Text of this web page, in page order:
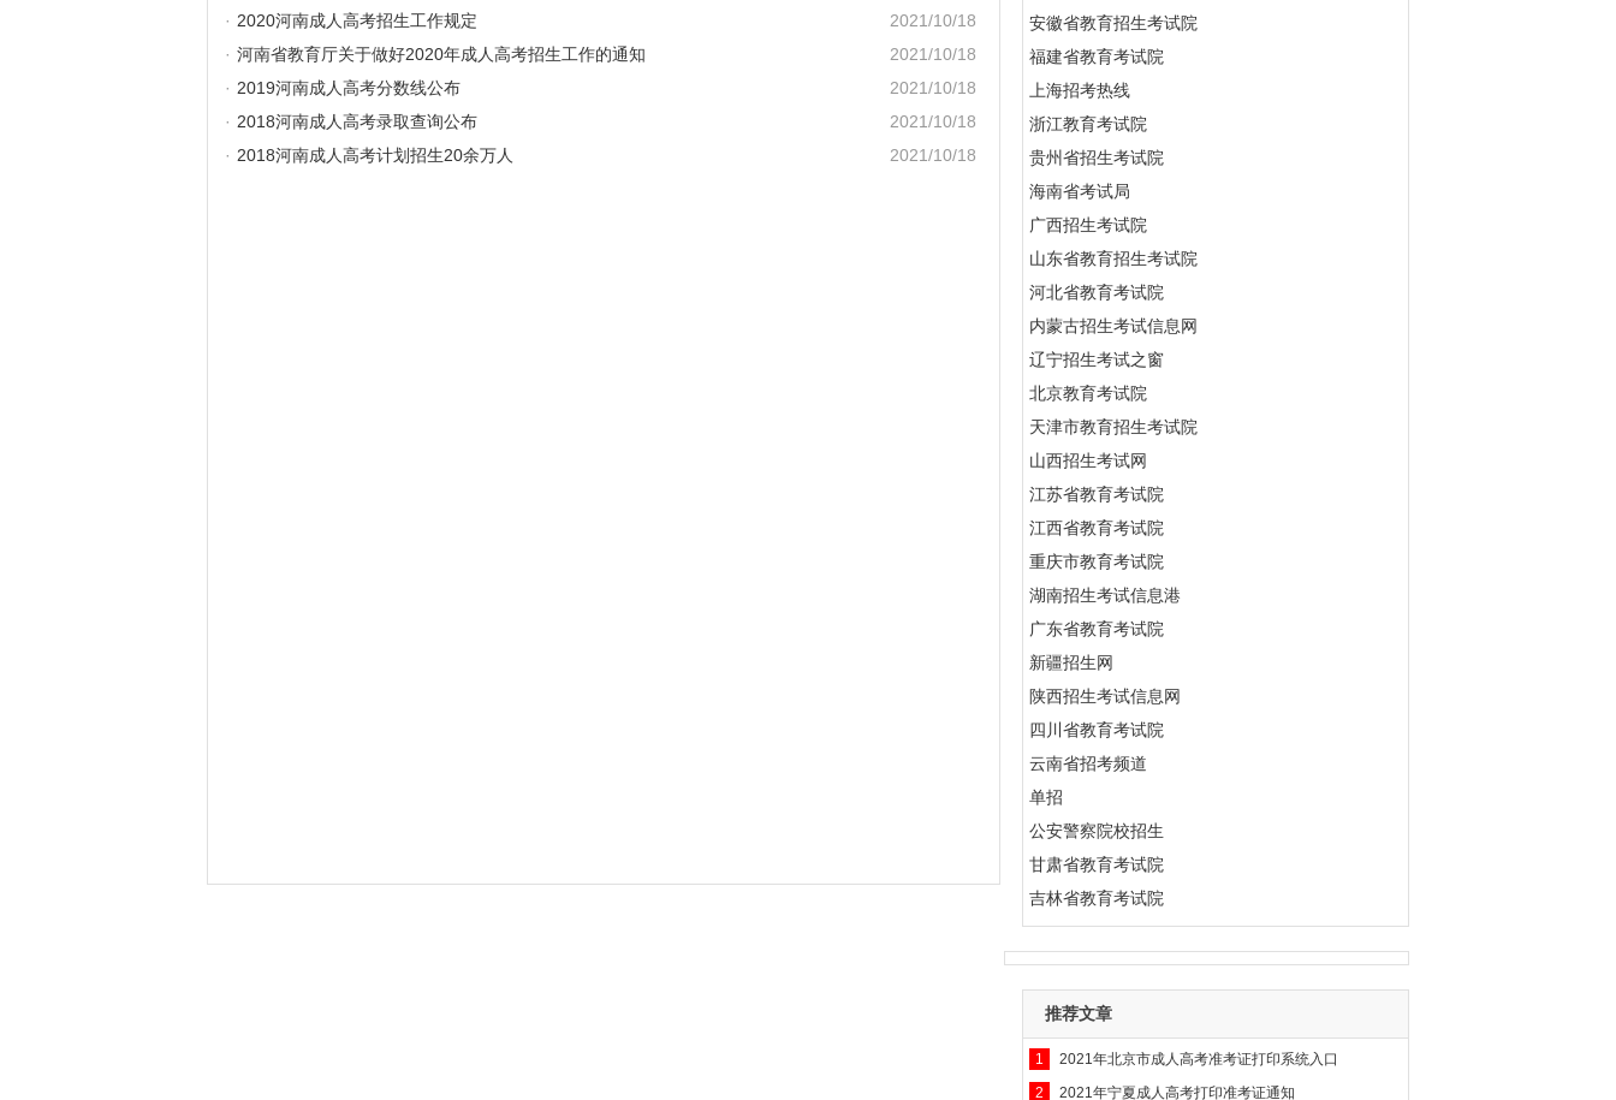
2021/10/18
· 2020河南成人高考招生工作规定
2021/10/18
· 河南省教育厅关于做好2020年成人高考招生工作的通知
2021/10/18
· 2019河南成人高考分数线公布
2021/10/18
· 2018河南成人高考录取查询公布
2021/10/18
· 2018河南成人高考计划招生20余万人
安徽省教育招生考试院
福建省教育考试院
上海招考热线
浙江教育考试院
贵州省招生考试院
海南省考试局
广西招生考试院
山东省教育招生考试院
河北省教育考试院
内蒙古招生考试信息网
辽宁招生考试之窗
北京教育考试院
天津市教育招生考试院
山西招生考试网
江苏省教育考试院
江西省教育考试院
重庆市教育考试院
湖南招生考试信息港
广东省教育考试院
新疆招生网
陕西招生考试信息网
四川省教育考试院
云南省招考频道
单招
公安警察院校招生
甘肃省教育考试院
吉林省教育考试院
推荐文章
1
2021年北京市成人高考准考证打印系统入口
2
2021年宁夏成人高考打印准考证通知